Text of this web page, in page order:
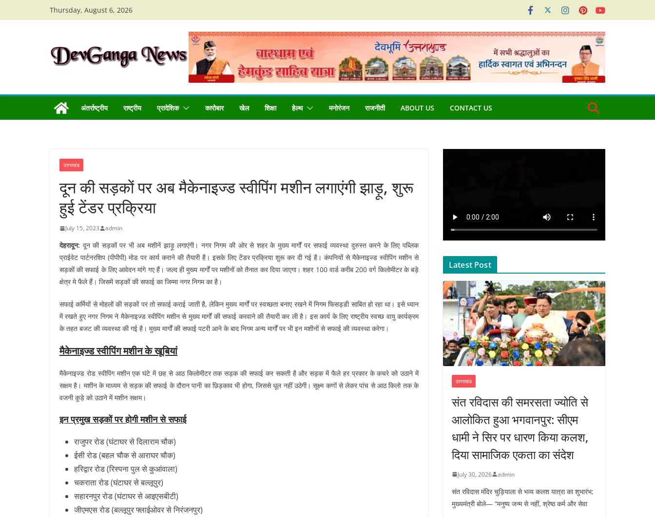
to
Thursday, August 6, 2026
अंतर्राष्ट्रीय राष्ट्रीय प्रादेशिक कारोबार खेल शिक्षा हेल्थ मनोरंजन राजनीती ABOUT US CONTACT US
उत्तराखंड
दून की सड़कों पर अब मैकेनाइज्ड स्वीपिंग मशीन लगाएंगी झाड़ू, शुरू
हुई टेंडर प्रक्रिया
July 15, 2023 admin
देहरादून: दून की सड़कों पर भी अब मशीनें झाड़ू लगाएंगी। नगर निगम की ओर से शहर के मुख्य मार्गों पर सफाई व्यवस्था दुरुस्त करने के लिए पब्लिक
प्राईवेट पार्टनरशिप (पीपीपी) मोड पर कार्य कराने की तैयारी है। इसके लिए टेंडर प्रक्रिया शुरू कर दी गई है। कंपनियों से मैकेनाइज्ड स्वीपिंग मशीन से
सड़कों की सफाई के लिए आवेदन मांगे गए हैं। जल्द ही मुख्य मार्गों पर मशीनों को तैनात कर दिया जाएगा। शहर 100 वार्ड करीब 200 वर्ग किलोमीटर के बड़े
क्षेत्र मे फैले हैं। जिसमें सड़कों की सफाई का जिम्मा नगर निगम का है।
सफाई कर्मियों से मोहलों की सड़कों पर तो सफाई कराई जाती है, लेकिन मुख्य मार्गों पर स्वच्छता बनाए रखने में निगम फिसड्डी साबित हो रहा था। इसे ध्यान
में रखते हुए नगर निगम ने मैकेनाइज्ड स्वीपिंग मशीन से मुख्य मार्गों की सफाई करवाने की तैयारी कर ली है। इस कार्य के लिए राष्ट्रीय स्वच्छ वायु कार्यक्रम
के तहत बजट की व्यवस्था की गई है। मुख्य मार्गों की सफाई पटरी आने के बाद निगम अन्य मार्गों पर भी इन मशीनों से सफाई की व्यवस्था करेगा।
मैकेनाइज्ड स्वीपिंग मशीन के खूबियां
मैकेनाइज्ड रोड स्वीपिंग मशीन एक घंटे में छह से आठ किलोमीटर तक सड़क की सफाई कर सकती है और सड़क में फैले हर प्रकार के कचरे को उठाने में
सक्षम है। मशीन के माध्यम से सड़क की सफाई के दौरान पानी का छिड़काव भी होगा, जिससे धूल नहीं उठेगी। सूक्ष्म कणों से लेकर पांच से आठ किलो तक के
वजनी कूड़े को उठाने में मशीन सक्षम।
इन प्रमुख सड़कों पर होगी मशीन से सफाई
राजुपर रोड (घंटाघर से दिलाराम चौक)
ईसी रोड (बहल चौक से आराघर चौक)
हरिद्वार रोड (रिस्पना पुल से कुआंवाला)
चकराता रोड (घंटाघर से बल्लूपुर)
सहारनपुर रोड (घंटाघर से आइएसबीटी)
जीएमएस रोड (बल्लूपुर फ्लाईओवर से निरंजनपुर)
Latest Post
उत्तराखंड
संत रविदास की समरसता ज्योति से
आलोकित हुआ भगवानपुर: सीएम
धामी ने सिर पर धारण किया कलश,
दिया सामाजिक एकता का संदेश
July 30, 2026 admin
संत रविदास मंदिर चुड़ियाला से भव्य कलश यात्रा का शुभारंभ;
मुख्यमंत्री बोले— “मनुष्य जन्म से नहीं, श्रेष्ठ कर्म और सेवा